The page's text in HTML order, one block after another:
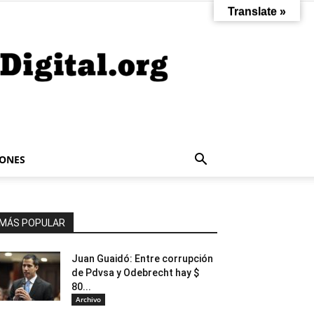
MÁS POPULAR
Juan Guaidó: Entre corrupción
de Pdvsa y Odebrecht hay $
80...
Archivo
Translate »